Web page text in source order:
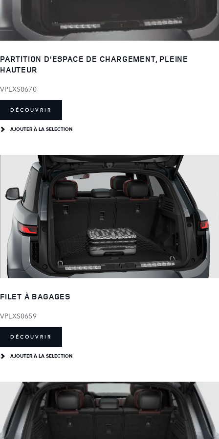
PARTITION D’ESPACE DE CHARGEMENT, PLEINE
HAUTEUR
VPLXS0670
DÉCOUVRIR
AJOUTER À LA SELECTION
FILET À BAGAGES
VPLXS0659
DÉCOUVRIR
AJOUTER À LA SELECTION